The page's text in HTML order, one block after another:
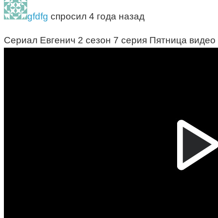
gfdfg спросил 4 года назад
Сериал Евгенич 2 сезон 7 серия Пятница видео